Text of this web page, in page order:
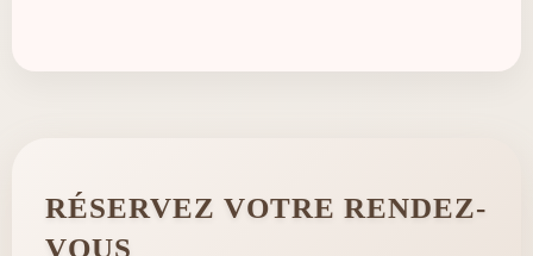
RÉSERVEZ VOTRE RENDEZ-
VOUS